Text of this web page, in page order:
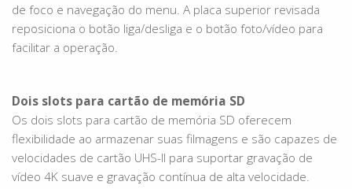
de foco e navegação do menu. A placa superior revisada
reposiciona o botão liga/desliga e o botão foto/vídeo para
facilitar a operação.
Dois slots para cartão de memória SD
Os dois slots para cartão de memória SD oferecem
flexibilidade ao armazenar suas filmagens e são capazes de
velocidades de cartão UHS-II para suportar gravação de
vídeo 4K suave e gravação contínua de alta velocidade.